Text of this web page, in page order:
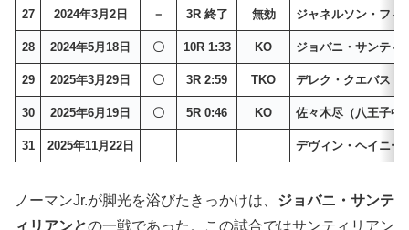
27 2024年3月2日 － 3R 終了 無効 ジャネルソン・フィ
28 2024年5月18日 〇 10R 1:33 KO ジョバニ・サンティ
29 2025年3月29日 〇 3R 2:59 TKO デレク・クエバス
30 2025年6月19日 〇 5R 0:46 KO 佐々木尽（八王子中
31 2025年11月22日 デヴィン・ヘイニー
ノーマンJr.が脚光を浴びたきっかけは、 ジョバニ・サンテ
ィリアンとの一戦であった。この試合ではサンティリアン